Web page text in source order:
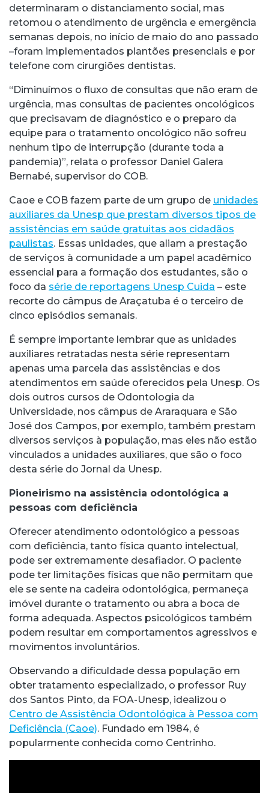
determinaram o distanciamento social, mas
retomou o atendimento de urgência e emergência
semanas depois, no início de maio do ano passado
–foram implementados plantões presenciais e por
telefone com cirurgiões dentistas.
“Diminuímos o fluxo de consultas que não eram de
urgência, mas consultas de pacientes oncológicos
que precisavam de diagnóstico e o preparo da
equipe para o tratamento oncológico não sofreu
nenhum tipo de interrupção (durante toda a
pandemia)”, relata o professor Daniel Galera
Bernabé, supervisor do COB.
Caoe e COB fazem parte de um grupo de unidades
auxiliares da Unesp que prestam diversos tipos de
assistências em saúde gratuitas aos cidadãos
paulistas. Essas unidades, que aliam a prestação
de serviços à comunidade a um papel acadêmico
essencial para a formação dos estudantes, são o
foco da série de reportagens Unesp Cuida – este
recorte do câmpus de Araçatuba é o terceiro de
cinco episódios semanais.
É sempre importante lembrar que as unidades
auxiliares retratadas nesta série representam
apenas uma parcela das assistências e dos
atendimentos em saúde oferecidos pela Unesp. Os
dois outros cursos de Odontologia da
Universidade, nos câmpus de Araraquara e São
José dos Campos, por exemplo, também prestam
diversos serviços à população, mas eles não estão
vinculados a unidades auxiliares, que são o foco
desta série do Jornal da Unesp.
Pioneirismo na assistência odontológica a
pessoas com deficiência
Oferecer atendimento odontológico a pessoas
com deficiência, tanto física quanto intelectual,
pode ser extremamente desafiador. O paciente
pode ter limitações físicas que não permitam que
ele se sente na cadeira odontológica, permaneça
imóvel durante o tratamento ou abra a boca de
forma adequada. Aspectos psicológicos também
podem resultar em comportamentos agressivos e
movimentos involuntários.
Observando a dificuldade dessa população em
obter tratamento especializado, o professor Ruy
dos Santos Pinto, da FOA-Unesp, idealizou o
Centro de Assistência Odontológica à Pessoa com
Deficiência (Caoe). Fundado em 1984, é
popularmente conhecida como Centrinho.